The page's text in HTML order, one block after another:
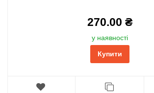
270.00 ₴
у наявності
Купити